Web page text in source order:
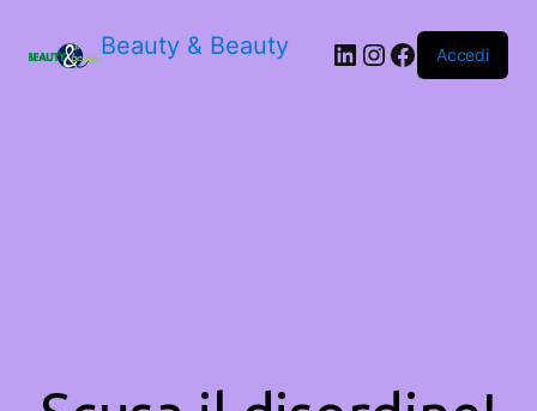
Beauty & Beauty LinkedIn
Instagram
Facebook
Accedi